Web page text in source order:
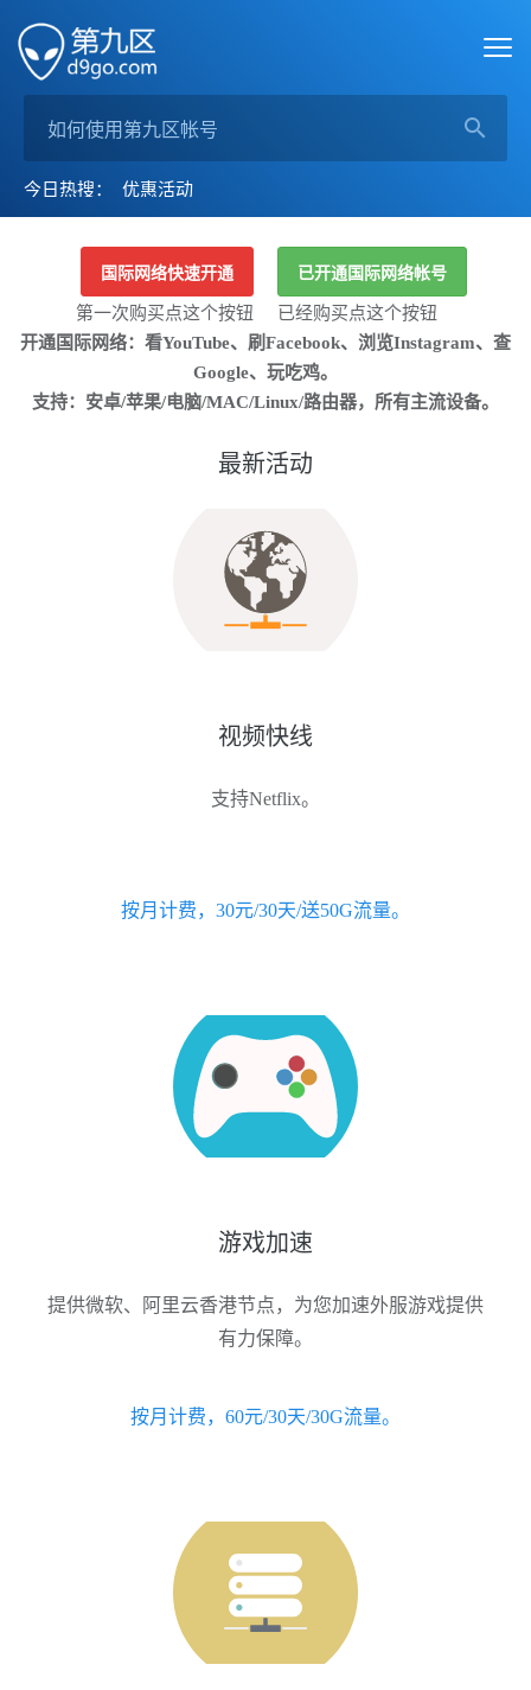
今日热搜： 优惠活动
国际网络快速开通 已开通国际网络帐号
第一次购买点这个按钮
已经购买点这个按钮
开通国际网络：看YouTube、刷Facebook、浏览Instagram、查
Google、玩吃鸡。
支持：安卓/苹果/电脑/MAC/Linux/路由器，所有主流设备。
最新活动
视频快线
支持Netflix。
按月计费，30元/30天/送50G流量。
游戏加速
提供微软、阿里云香港节点，为您加速外服游戏提供
有力保障。
按月计费，60元/30天/30G流量。